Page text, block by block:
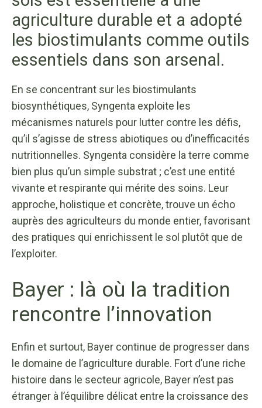
agriculture durable et a adopté
les biostimulants comme outils
essentiels dans son arsenal.
En se concentrant sur les biostimulants
biosynthétiques, Syngenta exploite les
mécanismes naturels pour lutter contre les défis,
qu’il s’agisse de stress abiotiques ou d’inefficacités
nutritionnelles. Syngenta considère la terre comme
bien plus qu’un simple substrat ; c’est une entité
vivante et respirante qui mérite des soins. Leur
approche, holistique et concrète, trouve un écho
auprès des agriculteurs du monde entier, favorisant
des pratiques qui enrichissent le sol plutôt que de
l’exploiter.
Bayer : là où la tradition
rencontre l’innovation
Enfin et surtout, Bayer continue de progresser dans
le domaine de l’agriculture durable. Fort d’une riche
histoire dans le secteur agricole, Bayer n’est pas
étranger à l’équilibre délicat entre la croissance des